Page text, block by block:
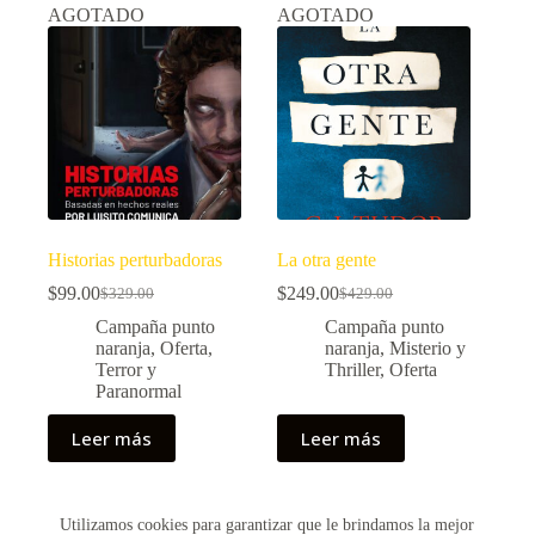
Utilizamos cookies para garantizar que le brindamos la mejor
AGOTADO
Historias perturbadoras
$329.00
El
precio
original
era:
$329.00.
$99.00El
precio
actual
es:
$99.00.
Campaña punto
naranja, Oferta,
Terror y
Paranormal
Leer más
AGOTADO
La otra gente
$429.00
El
precio
original
era:
$249.00El
precio
actual
es:
Campaña punto
naranja,Misterio y
Thriller,Oferta
Leer más